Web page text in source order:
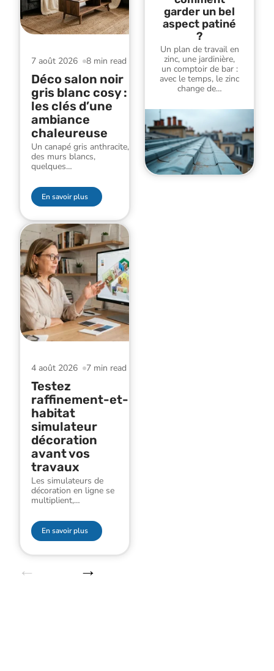
8 min read
7 août 2026
Déco salon noir
gris blanc cosy :
les clés d’une
ambiance
chaleureuse
Un canapé gris anthracite,
des murs blancs,
quelques…
En savoir plus
7 min read
4 août 2026
Testez
raffinement-et-
habitat
simulateur
décoration
avant vos
travaux
Les simulateurs de
décoration en ligne se
multiplient,…
En savoir plus
garder un bel
aspect patiné
?
Un plan de travail en
zinc, une jardinière,
un comptoir de bar :
avec le temps, le zinc
change de…